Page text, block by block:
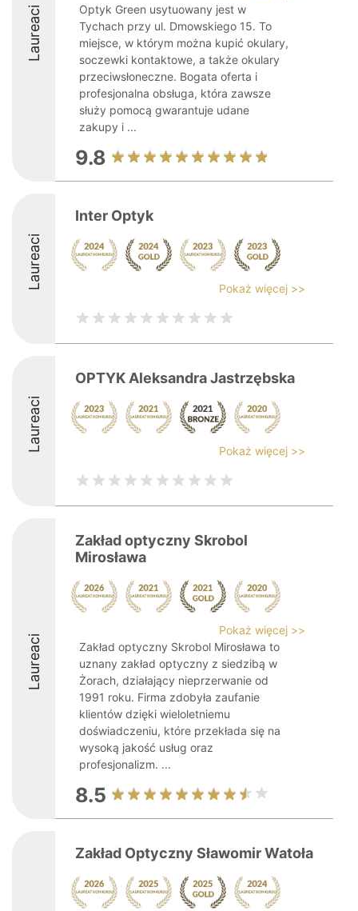
Laureaci
Optyk Green usytuowany jest w
Tychach przy ul. Dmowskiego 15. To
miejsce, w którym można kupić okulary,
soczewki kontaktowe, a także okulary
przeciwsłoneczne. Bogata oferta i
profesjonalna obsługa, która zawsze
służy pomocą gwarantuje udane
zakupy i ...
9.8
Laureaci
Inter Optyk
Pokaż więcej >>
Laureaci
OPTYK Aleksandra Jastrzębska
Pokaż więcej >>
Laureaci
Zakład optyczny Skrobol
Mirosława
Pokaż więcej >>
Zakład optyczny Skrobol Mirosława to
uznany zakład optyczny z siedzibą w
Żorach, działający nieprzerwanie od
1991 roku. Firma zdobyła zaufanie
klientów dzięki wieloletniemu
doświadczeniu, które przekłada się na
wysoką jakość usług oraz
profesjonalizm. ...
8.5
Zakład Optyczny Sławomir Watoła